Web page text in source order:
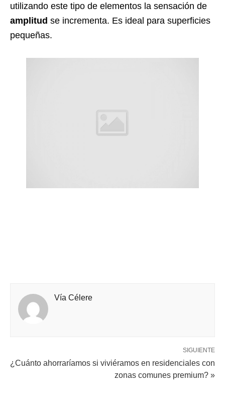
utilizando este tipo de elementos la sensación de
amplitud se incrementa. Es ideal para superficies
pequeñas.
Vía Célere
SIGUIENTE
¿Cuánto ahorraríamos si viviéramos en residenciales con
zonas comunes premium? »